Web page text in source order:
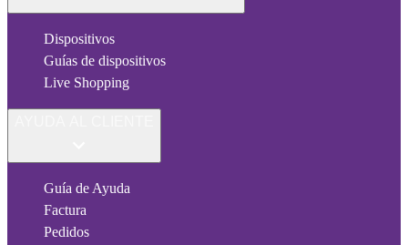
Dispositivos
Guías de dispositivos
Live Shopping
Guía de Ayuda
Factura
Pedidos